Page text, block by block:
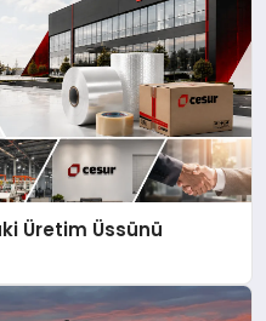
Üretim Üssünü